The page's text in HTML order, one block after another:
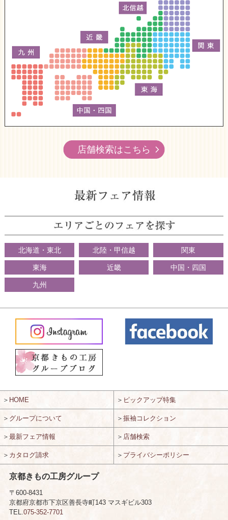
店舗検索はこちら
北海道・東北 北陸・甲信越 関東
東海 近畿 中国・四国
九州
＞ HOME ＞ ピックアップ特集
＞ グループについて ＞ 振袖コレクション
＞ 最新フェア情報 ＞ 店舗検索
＞ カタログ請求 ＞ プライバシーポリシー
京都きもの工房グループ
〒600-8431
京都府京都市下京区善長寺町143 マスギビル303
TEL. 075-352-7701